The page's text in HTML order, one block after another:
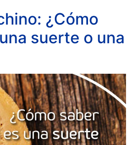
¿Cómo
suerte o una